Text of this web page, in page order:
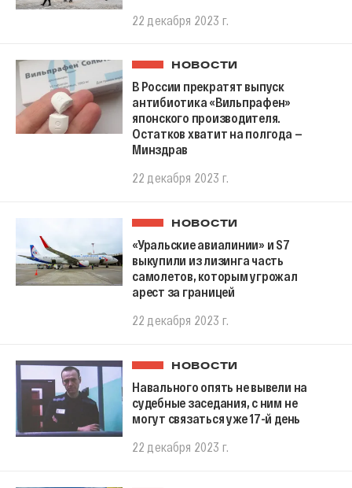
22 декабря 2023 г.
НОВОСТИ
В России прекратят выпуск
антибиотика «Вильпрафен»
японского производителя.
Остатков хватит на полгода —
Минздрав
22 декабря 2023 г.
НОВОСТИ
«Уральские авиалинии» и S7
выкупили из лизинга часть
самолетов, которым угрожал
арест за границей
22 декабря 2023 г.
НОВОСТИ
Навального опять не вывели на
судебные заседания, с ним не
могут связаться уже 17-й день
22 декабря 2023 г.